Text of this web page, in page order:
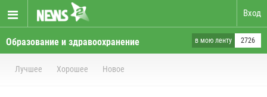
Вход
Образование и здравоохранение в мою ленту 2726
Лучшее Хорошее Новое